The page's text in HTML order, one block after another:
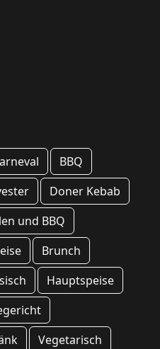
BBQ
Doner Kebab
und BBQ
Brunch
Hauptspeise
Vegetarisch